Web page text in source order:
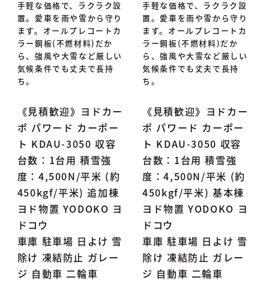
手軽な価格で、ラクラク設
置。愛車を雨や雪から守り
ます。オールプレコートカ
ラー鋼板(不燃材料)だか
ら、強風や大雪など厳しい
気候条件でも丈夫で長持
ち。
《見積歓迎》ヨドカー
ポ パワード カーポー
ト KDAU-3050 収容
台数：1台用 積雪強
度：4,500N/平米 (約
450kgf/平米) 追加棟
ヨド物置 YODOKO ヨ
ドコウ
車庫 駐車場 日よけ 雪
除け 凍結防止 ガレー
ジ 自動車 二輪車
手軽な価格で、ラクラク設
置。愛車を雨や雪から守り
ます。オールプレコートカ
ラー鋼板(不燃材料)だか
ら、強風や大雪など厳しい
気候条件でも丈夫で長持
ち。
《見積歓迎》ヨドカー
ポ パワード カーポー
ト KDAU-3050 収容
台数：1台用 積雪強
度：4,500N/平米 (約
450kgf/平米) 基本棟
ヨド物置 YODOKO ヨ
ドコウ
車庫 駐車場 日よけ 雪
除け 凍結防止 ガレー
ジ 自動車 二輪車